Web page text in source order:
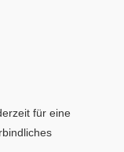
für eine